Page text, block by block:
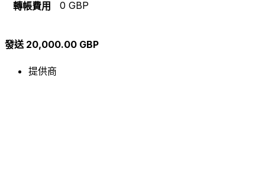
轉帳費用 0 GBP
發送 20,000.00 GBP
提供商